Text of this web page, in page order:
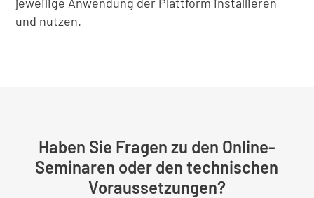
und nutzen.
Haben Sie Fragen zu den Online-
Seminaren oder den technischen
Voraussetzungen?